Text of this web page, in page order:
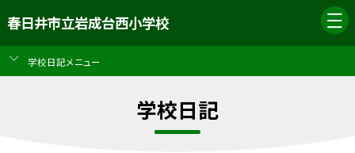
春日井市立岩成台西小学校
学校日記メニュー
学校日記